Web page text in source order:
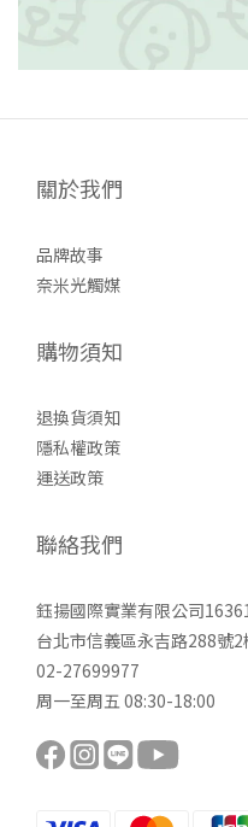
關於我們
品牌故事
奈米光觸媒
購物須知
退換貨須知
隱私權政策
運送政策
聯絡我們
鈺揚國際實業有限公司
台北市信義區永吉路288號2
02-27699977
周一至周五 08:30-18:00